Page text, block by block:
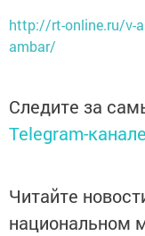
http://rt-online.ru/v-
ambar/
Следите за
Telegram-канале
Читайте
национальном